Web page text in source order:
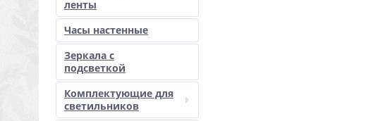
ленты
Часы настенные
Зеркала с
подсветкой
Комплектующие для
светильников